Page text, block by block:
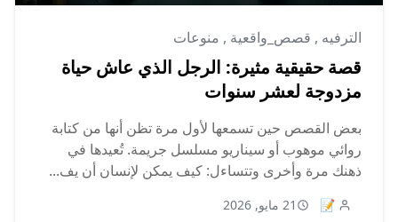
الترفيه , قصص_واقعية , منوعات
قصة حقيقية مثيرة: الرجل الذي عاش حياة
مزدوجة لعشر سنوات
بعض القصص حين تسمعها لأول مرة تظن أنها من كتابة
روائي موهوب أو سيناريو مسلسل جريمة. تُعيدها في
ذهنك مرة وأخرى وتتساءل: كيف يمكن لإنسان أن يف...
📝 21 مايو, 2026